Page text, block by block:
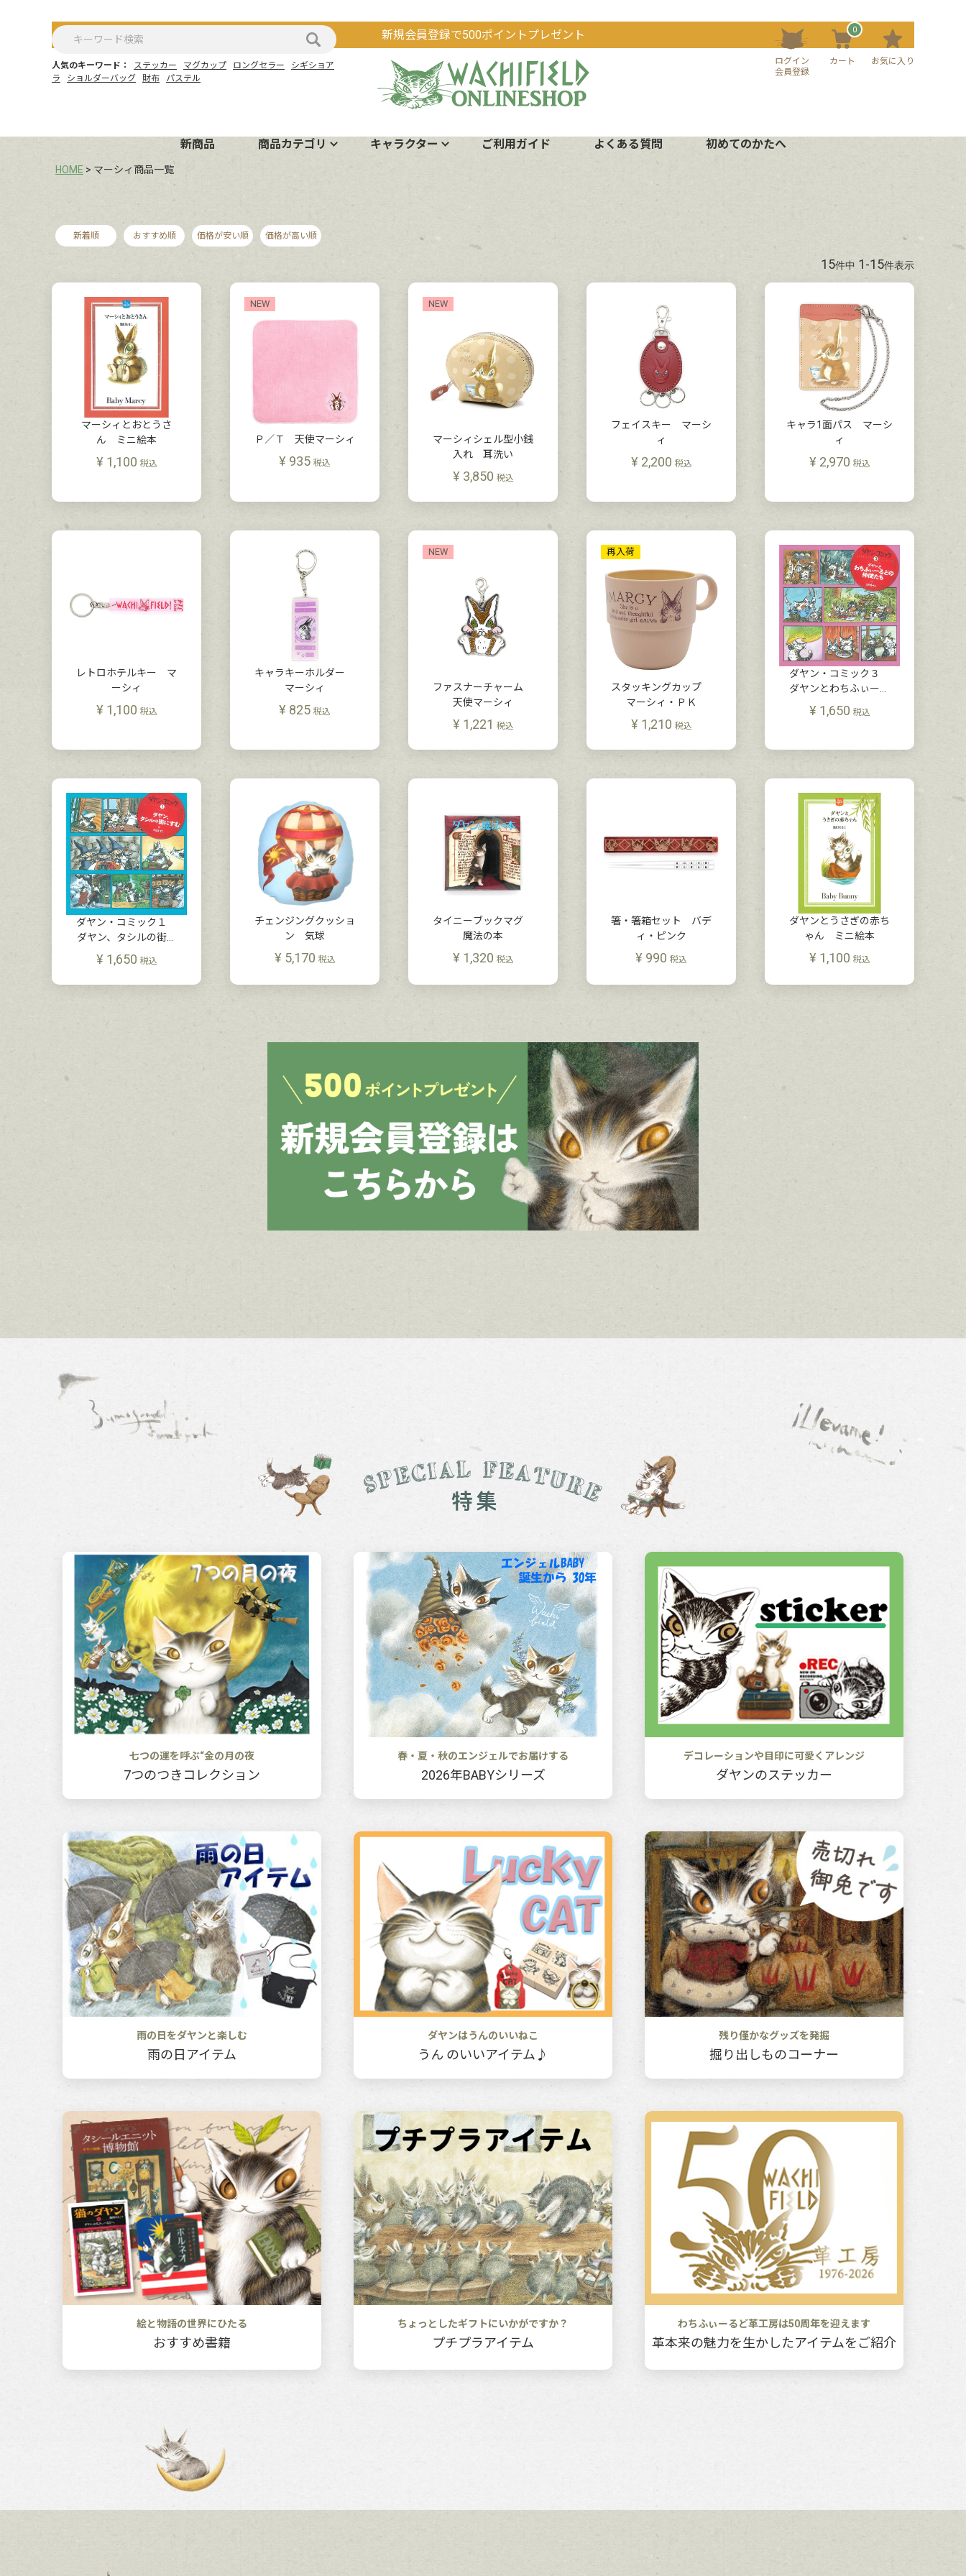
新規会員登録で500ポイントプレゼント
人気のキーワード： ステッカー マグカップ ロングセラー
シギショア
ラ
ショルダーバッグ 財布 パステル
ログイン
会員登録
カート
0
お気に入り
新商品 商品カテゴリ キャラクター ご利用ガイド よくある質問 初めてのかたへ
HOME マーシィ商品一覧
新着順 おすすめ順 価格が安い順 価格が高い順
15件中 1-15件表示
マーシィとおとうさ
ん ミニ絵本
¥ 1,100 税込
NEW
Ｐ／Ｔ 天使マーシィ
¥ 935 税込
NEW
マーシィシェル型小銭
入れ 耳洗い
¥ 3,850 税込
フェイスキー マーシ
ィ
¥ 2,200 税込
キャラ1面パス マーシ
ィ
¥ 2,970 税込
レトロホテルキー マ
ーシィ
¥ 1,100 税込
キャラキーホルダー
マーシィ
¥ 825 税込
NEW
ファスナーチャーム
天使マーシィ
¥ 1,221 税込
再入荷
スタッキングカップ
マーシィ・ＰＫ
¥ 1,210 税込
ダヤン・コミック３
ダヤンとわちふぃーる
どの仲間たち
¥ 1,650 税込
ダヤン・コミック１
ダヤン、タシルの街に
すむ
¥ 1,650 税込
チェンジングクッショ
ン 気球
¥ 5,170 税込
タイニーブックマグ
魔法の本
¥ 1,320 税込
箸・箸箱セット バデ
ィ・ピンク
¥ 990 税込
ダヤンとうさぎの赤ち
ゃん ミニ絵本
¥ 1,100 税込
七つの運を呼ぶ“金の月の夜
7つのつきコレクション
春・夏・秋のエンジェルでお届けする
2026年BABYシリーズ
デコレーションや目印に可愛くアレンジ
ダヤンのステッカー
雨の日をダヤンと楽しむ
雨の日アイテム
ダヤンはうんのいいねこ
うん のいいアイテム♪
残り僅かなグッズを発掘
掘り出しものコーナー
絵と物語の世界にひたる
おすすめ書籍
ちょっとしたギフトにいかがですか？
プチプラアイテム
わちふぃーるど革工房は50周年を迎えます
革本来の魅力を生かしたアイテムをご紹介